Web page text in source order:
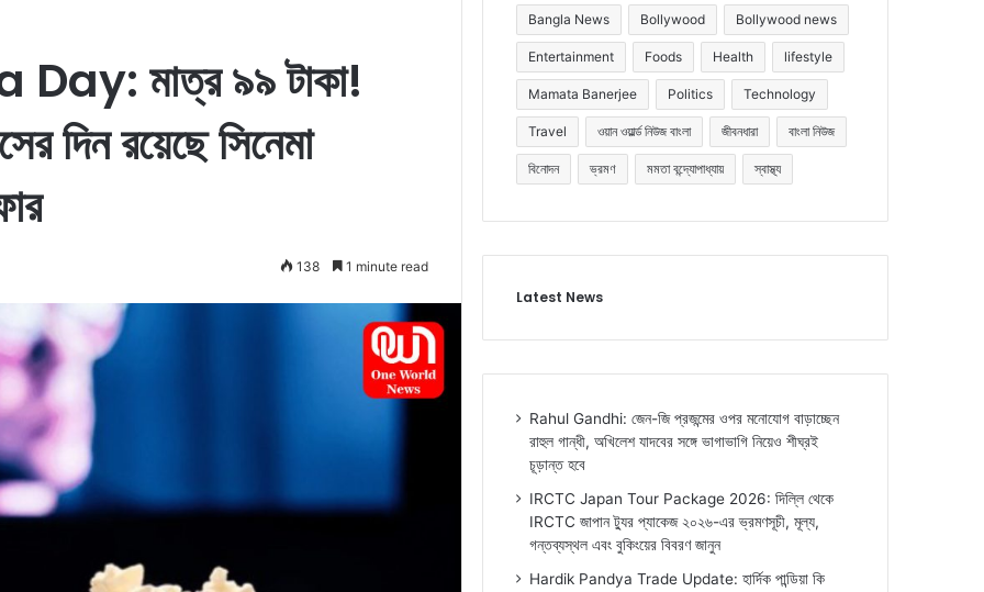
মাত্র ৯৯ টাকা!
দিন রয়েছে সিনেমা
138 1 minute read
Bangla News Bollywood Bollywood news
Entertainment Foods Health lifestyle
Mamata Banerjee Politics Technology
Travel ওয়ান ওয়ার্ল্ড নিউজ বাংলা জীবনধারা বাংলা নিউজ
বিনোদন ভ্রমণ মমতা বন্দ্যোপাধ্যায় স্বাস্থ্য
Latest News
Rahul Gandhi: জেন-জি প্রজন্মের ওপর মনোযোগ বাড়াচ্ছেন
রাহুল গান্ধী, অখিলেশ যাদবের সঙ্গে ভাগাভাগি নিয়েও শীঘ্রই
চূড়ান্ত হবে
IRCTC Japan Tour Package 2026: দিল্লি থেকে
IRCTC জাপান ট্যুর প্যাকেজ ২০২৬-এর ভ্রমণসূচী, মূল্য,
গন্তব্যস্থল এবং বুকিংয়ের বিবরণ জানুন
Hardik Pandya Trade Update: হার্দিক পান্ডিয়া কি